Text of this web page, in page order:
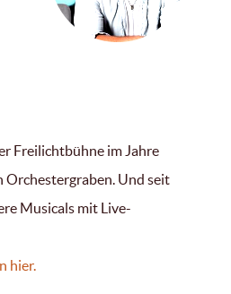
Freilichtbühne im Jahre
Orchestergraben. Und seit
Musicals mit Live-
hier.